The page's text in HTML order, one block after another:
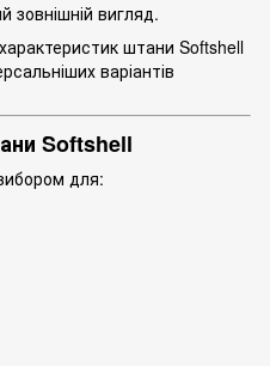
зовнішній вигляд.
штани Softshell
варіантів
Softshell
для: